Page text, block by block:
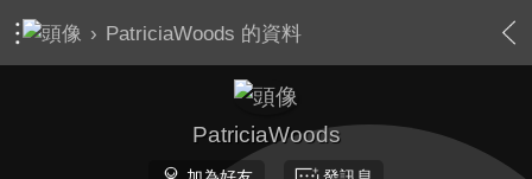
› PatriciaWoods 的資料
PatriciaWoods